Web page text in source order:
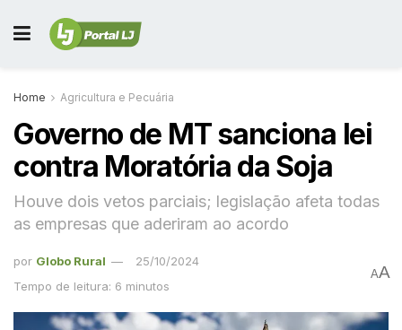
Home Agricultura e Pecuária
Governo de MT sanciona lei
contra Moratória da Soja
Houve dois vetos parciais; legislação afeta todas
as empresas que aderiram ao acordo
por Globo Rural
25/10/2024
Tempo de leitura: 6 minutos
AA